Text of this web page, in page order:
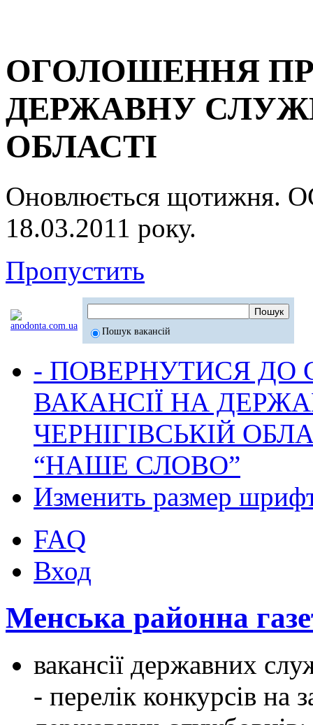
ОГОЛОШЕННЯ
ДЕРЖАВНУ
ОБЛАСТІ
Оновлюється
18.03.2011 року.
Пропустить
Пошук вакансій
- ПОВЕРНУТИСЯ ДО
ВАКАНСІЇ НА
ЧЕРНІГІВСЬКІЙ
“НАШЕ СЛОВО”
Изменить размер
FAQ
Вход
Менська районна
вакансії державних
- перелік конкурсів на